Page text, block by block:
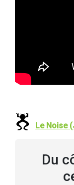
Le Noise
Du